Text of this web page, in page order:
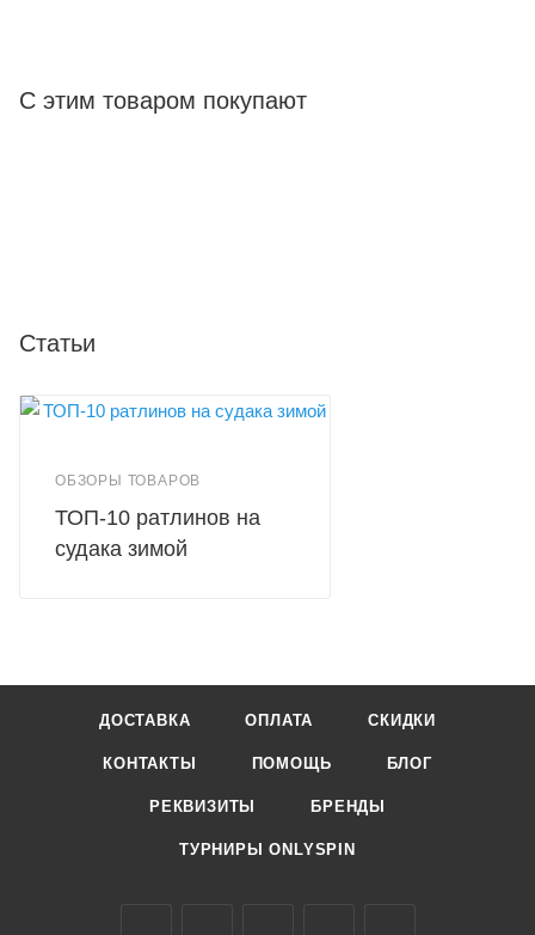
С этим товаром покупают
Статьи
ОБЗОРЫ ТОВАРОВ
ТОП-10 ратлинов на
судака зимой
ДОСТАВКА ОПЛАТА СКИДКИ
КОНТАКТЫ ПОМОЩЬ БЛОГ
РЕКВИЗИТЫ БРЕНДЫ
ТУРНИРЫ ONLYSPIN